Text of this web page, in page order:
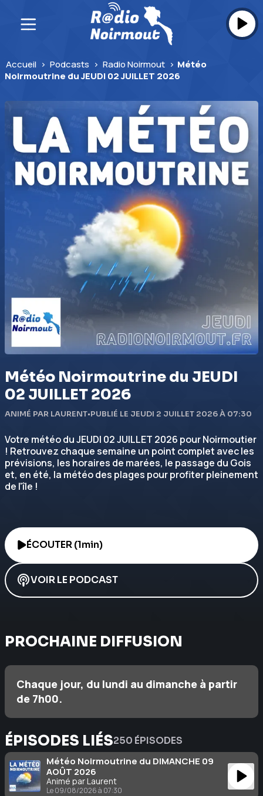
Accueil > Podcasts > Radio Noirmout > Météo
Noirmoutrine du JEUDI 02 JUILLET 2026
Météo Noirmoutrine du JEUDI
02 JUILLET 2026
ANIMÉ PAR LAURENT•PUBLIÉ LE JEUDI 2 JUILLET 2026 À 07:30
Votre météo du JEUDI 02 JUILLET 2026 pour Noirmoutier
! Retrouvez chaque semaine un point complet avec les
prévisions, les horaires de marées, le passage du Gois
et, en été, la météo des plages pour profiter pleinement
de l'île !
ÉCOUTER (1min)
VOIR LE PODCAST
PROCHAINE DIFFUSION
Chaque jour, du lundi au dimanche à partir
de 7h00.
ÉPISODES LIÉS250 ÉPISODES
Météo Noirmoutrine du DIMANCHE 09
AOÛT 2026
Animé par Laurent
Le 09/08/2026 à 07:30